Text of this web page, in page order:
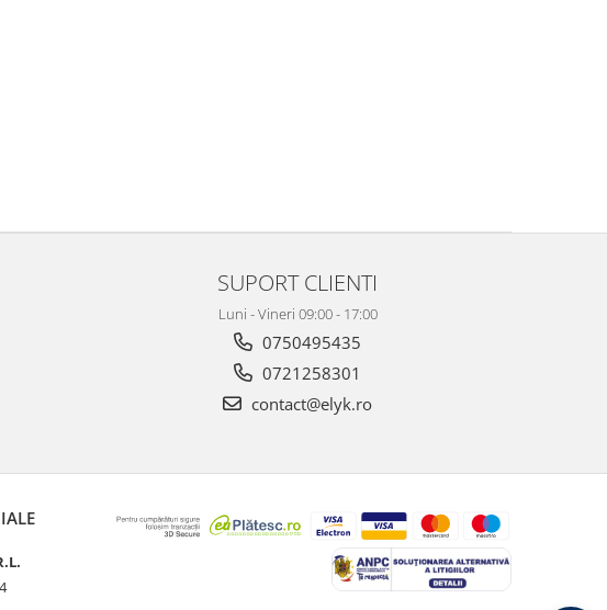
SUPORT CLIENTI
Luni - Vineri 09:00 - 17:00
0750495435
0721258301
contact@elyk.ro